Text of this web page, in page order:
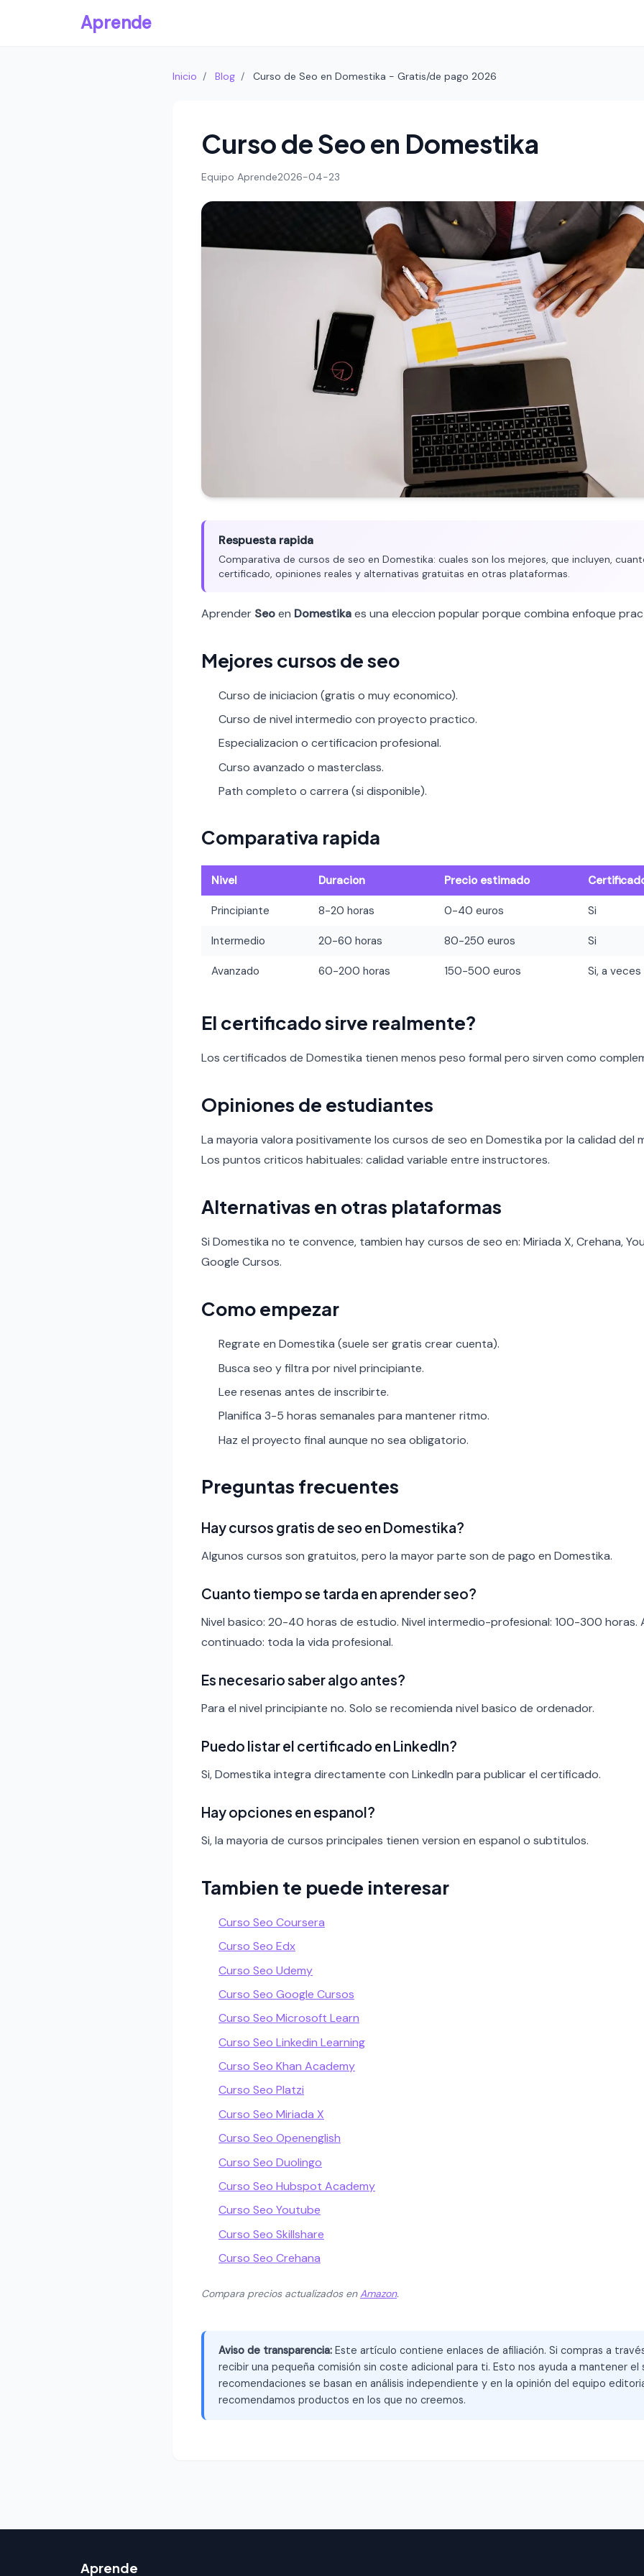
Aprende
Inicio / Blog / Curso de Seo en Domestika - Gratis/de pago 2026
Curso de Seo en Domestika
Equipo Aprende2026-04-23
Respuesta rapida
Comparativa de cursos de seo en Domestika: cuales son los mejores, que incluyen,
certificado, opiniones reales y alternativas gratuitas en otras plataformas.
Aprender Seoen Domestikaes una eleccion popular porque combina enfoque
Mejores cursos de seo
Curso de iniciacion (gratis o muy economico).
Curso de nivel intermedio con proyecto practico.
Especializacion o certificacion profesional.
Curso avanzado o masterclass.
Path completo o carrera (si disponible).
Comparativa rapida
Nivel Duracion Precio estimado
Principiante 8-20 horas 0-40 euros Si
Intermedio 20-60 horas 80-250 euros Si
Avanzado 60-200 horas 150-500 euros Si, a
El certificado sirve realmente?
Los certificados de Domestika tienen menos peso formal pero sirven como
Opiniones de estudiantes
La mayoria valora positivamente los cursos de seo en Domestika por la calidad del
Los puntos criticos habituales: calidad variable entre instructores.
Alternativas en otras plataformas
Si Domestika no te convence, tambien hay cursos de seo en: Miriada X, Crehana,
Google Cursos.
Como empezar
Regrate en Domestika (suele ser gratis crear cuenta).
Busca seo y filtra por nivel principiante.
Lee resenas antes de inscribirte.
Planifica 3-5 horas semanales para mantener ritmo.
Haz el proyecto final aunque no sea obligatorio.
Preguntas frecuentes
Hay cursos gratis de seo en Domestika?
Algunos cursos son gratuitos, pero la mayor parte son de pago en Domestika.
Cuanto tiempo se tarda en aprender seo?
Nivel basico: 20-40 horas de estudio. Nivel intermedio-profesional: 100-300 horas.
continuado: toda la vida profesional.
Es necesario saber algo antes?
Para el nivel principiante no. Solo se recomienda nivel basico de ordenador.
Puedo listar el certificado en LinkedIn?
Si, Domestika integra directamente con LinkedIn para publicar el certificado.
Hay opciones en espanol?
Si, la mayoria de cursos principales tienen version en espanol o subtitulos.
Tambien te puede interesar
Curso Seo Coursera
Curso Seo Edx
Curso Seo Udemy
Curso Seo Google Cursos
Curso Seo Microsoft Learn
Curso Seo Linkedin Learning
Curso Seo Khan Academy
Curso Seo Platzi
Curso Seo Miriada X
Curso Seo Openenglish
Curso Seo Duolingo
Curso Seo Hubspot Academy
Curso Seo Youtube
Curso Seo Skillshare
Curso Seo Crehana
Compara precios actualizados enAmazon.
Aviso de transparencia: Este artículo contiene enlaces de afiliación. Si compras a
recibir una pequeña comisión sin coste adicional para ti. Esto nos ayuda a mantener el
recomendaciones se basan en análisis independiente y en la opinión del equipo
recomendamos productos en los que no creemos.
Aprende